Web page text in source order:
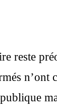
reste
n’ont